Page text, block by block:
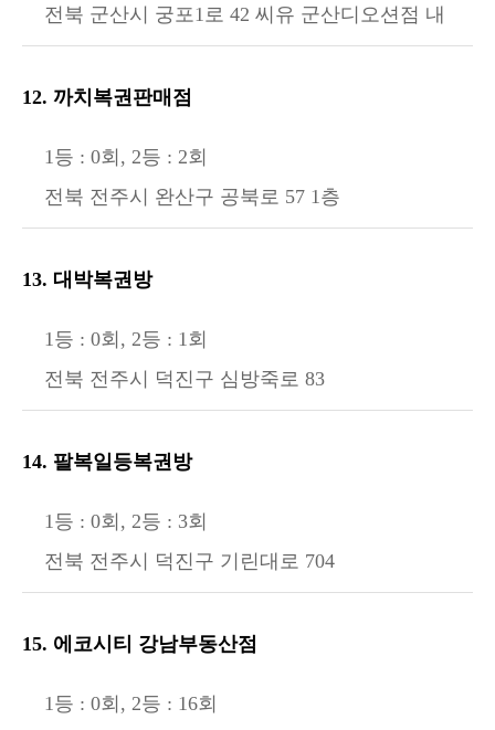
전북 군산시 궁포1로 42 씨유 군산디오션점 내
12. 까치복권판매점
1등 : 0회, 2등 : 2회
전북 전주시 완산구 공북로 57 1층
13. 대박복권방
1등 : 0회, 2등 : 1회
전북 전주시 덕진구 심방죽로 83
14. 팔복일등복권방
1등 : 0회, 2등 : 3회
전북 전주시 덕진구 기린대로 704
15. 에코시티 강남부동산점
1등 : 0회, 2등 : 16회